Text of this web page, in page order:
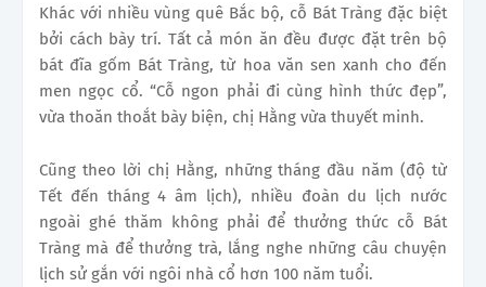
Khác với nhiều vùng quê Bắc bộ, cỗ Bát Tràng đặc biệt
bởi cách bày trí. Tất cả món ăn đều được đặt trên bộ
bát đĩa gốm Bát Tràng, từ hoa văn sen xanh cho đến
men ngọc cổ. “Cỗ ngon phải đi cùng hình thức đẹp”,
vừa thoăn thoắt bày biện, chị Hằng vừa thuyết minh.
Cũng theo lời chị Hằng, những tháng đầu năm (độ từ
Tết đến tháng 4 âm lịch), nhiều đoàn du lịch nước
ngoài ghé thăm không phải để thưởng thức cỗ Bát
Tràng mà để thưởng trà, lắng nghe những câu chuyện
lịch sử gắn với ngôi nhà cổ hơn 100 năm tuổi.